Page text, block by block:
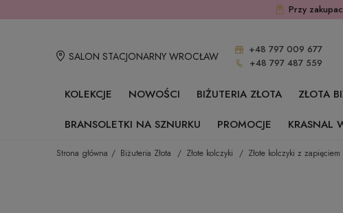
Przy
SALON STACJONARNY WROCŁAW
+48 797 009 677
+48 797 487 559
KOLEKCJE NOWOŚCI BIŻUTERIA ZŁOTA ZŁOTA
BRANSOLETKI NA SZNURKU
PROMOCJE KRASNAL
Strona główna Biżuteria Złota Złote kolczyki Złote kolczyki z